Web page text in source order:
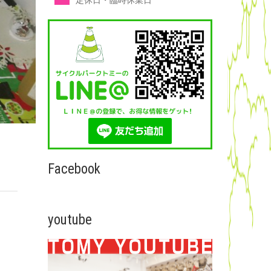
Facebook
youtube